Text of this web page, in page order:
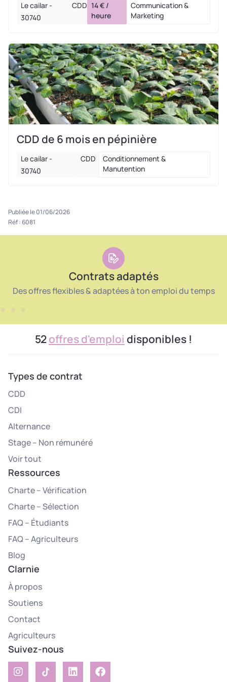
vers une réelle autonomie.
Le cailar -
30740
CDD 14 € /
heure
Communication &
Marketing
CDD de 6 mois en pépinière
Le cailar -
30740
CDD
Conditionnement &
Manutention
Publiée le 01/06/2026
Réf : 6081
Contrats adaptés
Des offres flexibles & adaptées à ton emploi du temps
52offres d'emploi disponibles !
Types de contrat
CDD
CDI
Alternance
Stage – Non rémunéré
Voir tout
Ressources
Charte – Vérification
Charte – Sélection
FAQ – Étudiants
FAQ – Agriculteurs
Blog
Clarnie
À propos
Soutiens
Contact
Agriculteurs
Suivez-nous